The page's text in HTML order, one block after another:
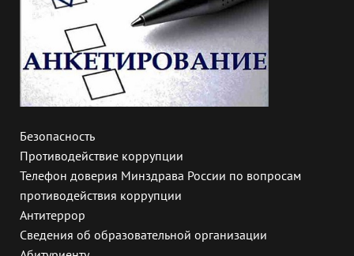
Безопасность
Противодействие коррупции
Телефон доверия Минздрава России по вопросам
противодействия коррупции
Антитеррор
Сведения об образовательной организации